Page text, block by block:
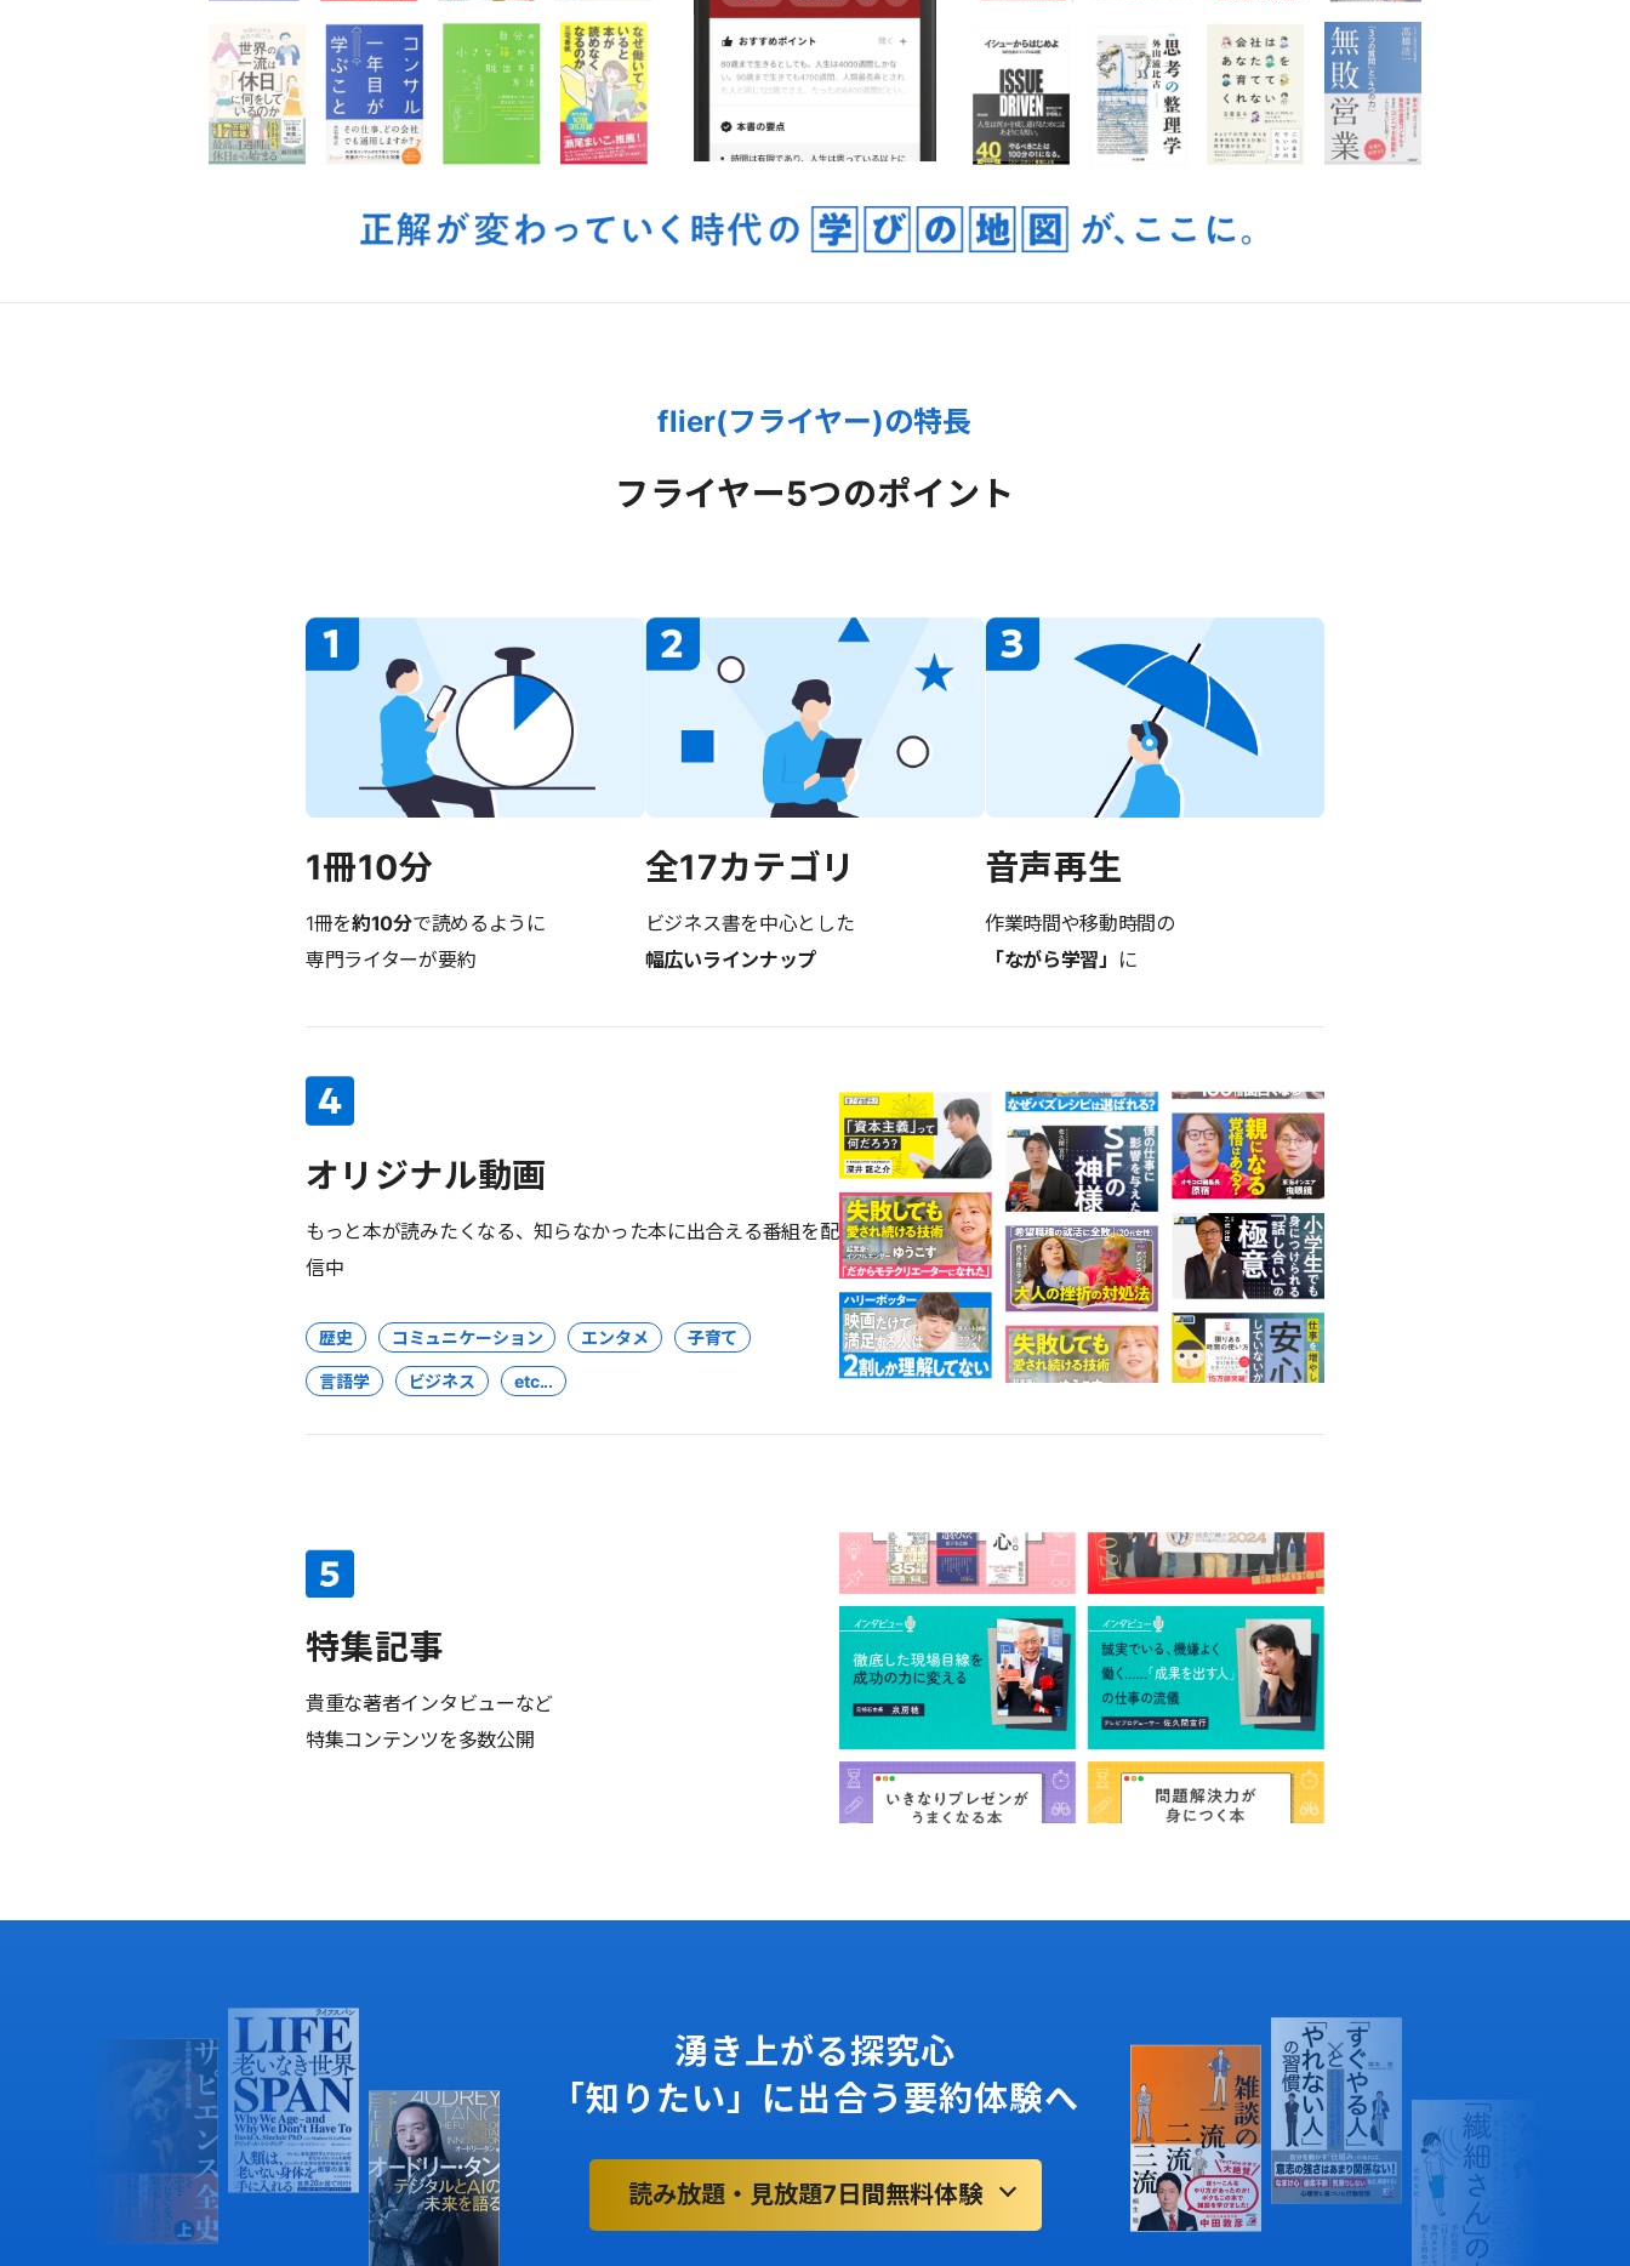
flier(フライヤー)の特長
フライヤー5つのポイント
1冊10分
1冊を約10分で読めるように
専門ライターが要約
全17カテゴリ
ビジネス書を中心とした
幅広いラインナップ
音声再生
作業時間や移動時間の
「ながら学習」 に
オリジナル動画
もっと本が読みたくなる、知らなかった本に出合える番組を配
信中
歴史 コミュニケーション エンタメ 子育て
言語学 ビジネス etc...
特集記事
貴重な著者インタビューなど
特集コンテンツを多数公開
湧き上がる探究心
「知りたい」に出合う要約体験へ
読み放題・見放題7日間無料体験